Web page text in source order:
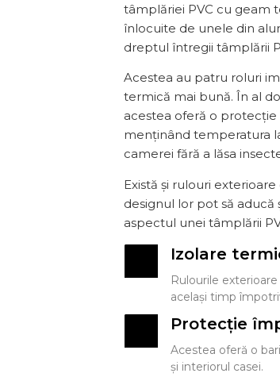
tâmplăriei PVC cu geam
înlocuite de unele din
dreptul întregii tâmplării
Acestea au patru roluri
termică mai bună. În al
acestea oferă o
menținând temperatura
camerei fără a lăsa
Există și rulouri
designul lor pot să
aspectul unei tâmplării
Izolare
Rulourile
același timp
Protecție
Acestea oferă o
și interiorul casei.